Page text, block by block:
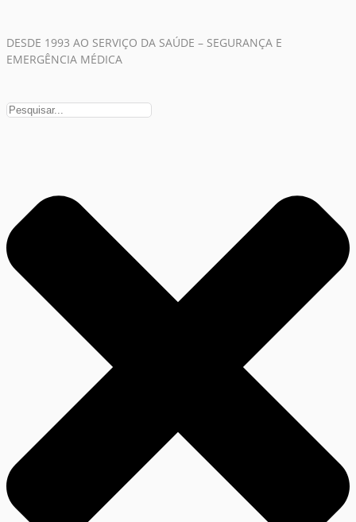
DESDE 1993 AO SERVIÇO DA SAÚDE – SEGURANÇA E
EMERGÊNCIA MÉDICA